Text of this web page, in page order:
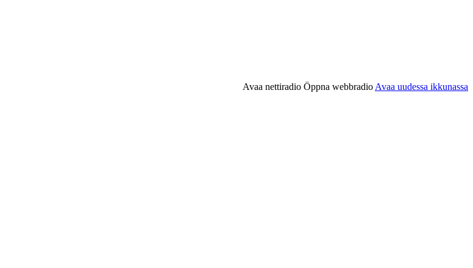
Avaa nettiradio Öppna webbradio Avaa uudessa ikkunassa